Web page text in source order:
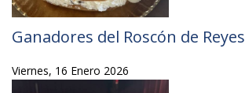
Ganadores del Roscón de Reyes
Viernes, 16 Enero 2026